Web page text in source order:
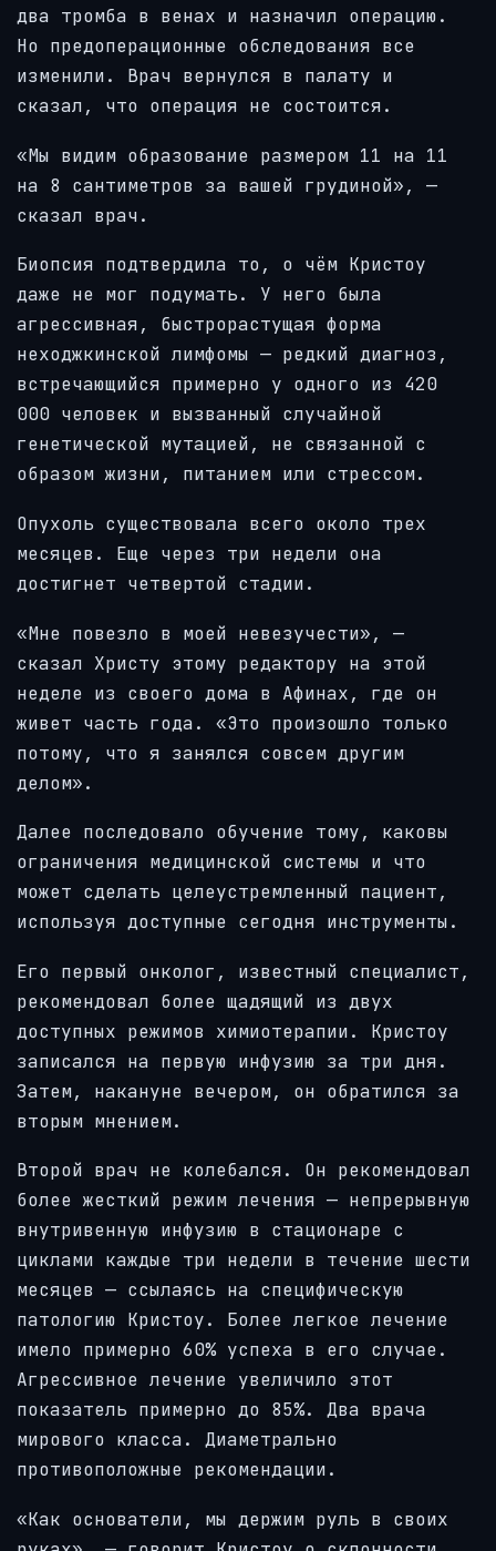
два тромба в венах и назначил операцию.
Но предоперационные обследования все
изменили. Врач вернулся в палату и
сказал, что операция не состоится.
«Мы видим образование размером 11 на 11
на 8 сантиметров за вашей грудиной», —
сказал врач.
Биопсия подтвердила то, о чём Кристоу
даже не мог подумать. У него была
агрессивная, быстрорастущая форма
неходжкинской лимфомы — редкий диагноз,
встречающийся примерно у одного из 420
000 человек и вызванный случайной
генетической мутацией, не связанной с
образом жизни, питанием или стрессом.
Опухоль существовала всего около трех
месяцев. Еще через три недели она
достигнет четвертой стадии.
«Мне повезло в моей невезучести», —
сказал Христу этому редактору на этой
неделе из своего дома в Афинах, где он
живет часть года. «Это произошло только
потому, что я занялся совсем другим
делом».
Далее последовало обучение тому, каковы
ограничения медицинской системы и что
может сделать целеустремленный пациент,
используя доступные сегодня инструменты.
Его первый онколог, известный специалист,
рекомендовал более щадящий из двух
доступных режимов химиотерапии. Кристоу
записался на первую инфузию за три дня.
Затем, накануне вечером, он обратился за
вторым мнением.
Второй врач не колебался. Он рекомендовал
более жесткий режим лечения — непрерывную
внутривенную инфузию в стационаре с
циклами каждые три недели в течение шести
месяцев — ссылаясь на специфическую
патологию Кристоу. Более легкое лечение
имело примерно 60% успеха в его случае.
Агрессивное лечение увеличило этот
показатель примерно до 85%. Два врача
мирового класса. Диаметрально
противоположные рекомендации.
«Как основатели, мы держим руль в своих